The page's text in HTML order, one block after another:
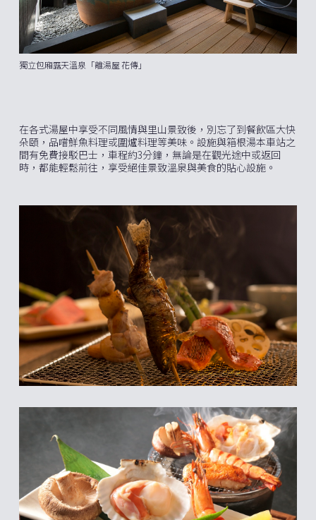
獨立包廂露天溫泉「離湯屋 花傳」
在各式湯屋中享受不同風情與里山景致後，別忘了到餐飲區大快
朵頤，品嚐鮮魚料理或圍爐料理等美味。設施與箱根湯本車站之
間有免費接駁巴士，車程約3分鐘，無論是在觀光途中或返回
時，都能輕鬆前往，享受絕佳景致溫泉與美食的貼心設施。